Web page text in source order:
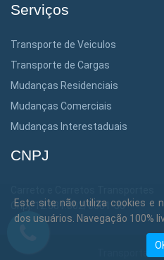
Serviços
Transporte de Veiculos
Transporte de Cargas
Mudanças Residenciais
Mudanças Comerciais
Mudanças Interestaduais
CNPJ
Cnpj: 12.381.302/0001-36
Este site não utiliza cookies e
dos usuários. Navegação 100%